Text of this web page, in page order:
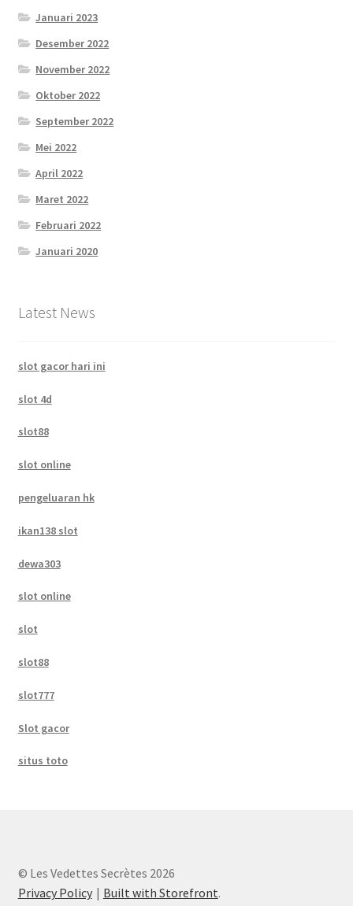
Januari 2023
Desember 2022
November 2022
Oktober 2022
September 2022
Mei 2022
April 2022
Maret 2022
Februari 2022
Januari 2020
Latest News
slot gacor hari ini
slot 4d
slot88
slot online
pengeluaran hk
ikan138 slot
dewa303
slot online
slot
slot88
slot777
Slot gacor
situs toto
© Les Vedettes Secrètes 2026
Privacy Policy
Built with Storefront.